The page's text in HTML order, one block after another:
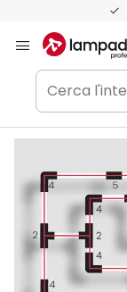
contenuto
Cerca
l'intero
negozio